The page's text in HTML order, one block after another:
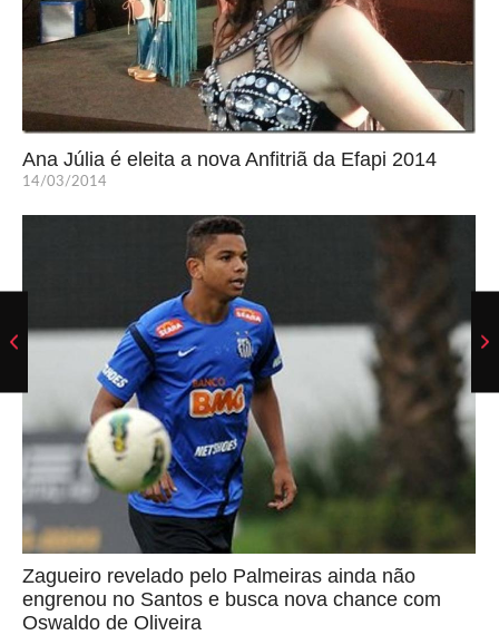
Ana Júlia é eleita a nova Anfitriã da Efapi 2014
14/03/2014
Zagueiro revelado pelo Palmeiras ainda não
engrenou no Santos e busca nova chance com
Oswaldo de Oliveira